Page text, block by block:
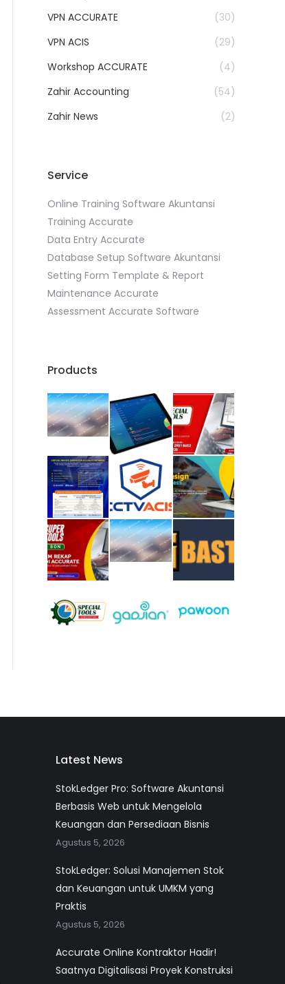
VPN ACCURATE
(30)
VPN ACIS
(29)
Workshop ACCURATE
(4)
Zahir Accounting
(54)
Zahir News
(2)
Service
Online Training Software Akuntansi
Training Accurate
Data Entry Accurate
Database Setup Software Akuntansi
Setting Form Template & Report
Maintenance Accurate
Assessment Accurate Software
Products
Latest News
StokLedger Pro: Software Akuntansi
Berbasis Web untuk Mengelola
Keuangan dan Persediaan Bisnis
Agustus 5, 2026
StokLedger: Solusi Manajemen Stok
dan Keuangan untuk UMKM yang
Praktis
Agustus 5, 2026
Accurate Online Kontraktor Hadir!
Saatnya Digitalisasi Proyek Konstruksi